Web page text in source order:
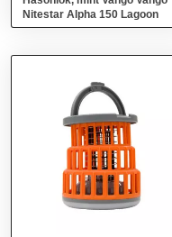
Nitestar Alpha 150 Lagoon